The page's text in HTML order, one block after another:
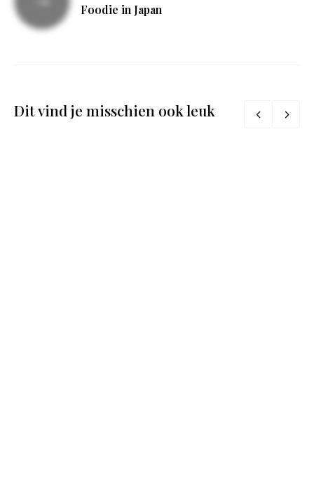
Foodie in Japan
Dit vind je misschien ook leuk